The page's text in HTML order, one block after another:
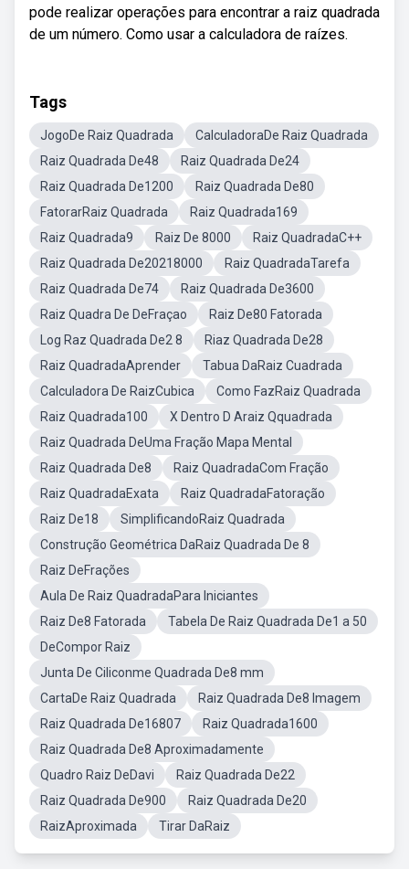
pode realizar operações para encontrar a raiz quadrada
de um número. Como usar a calculadora de raízes.
Tags
JogoDe Raiz Quadrada
CalculadoraDe Raiz Quadrada
Raiz Quadrada De48
Raiz Quadrada De24
Raiz Quadrada De1200
Raiz Quadrada De80
FatorarRaiz Quadrada
Raiz Quadrada169
Raiz Quadrada9
Raiz De 8000
Raiz QuadradaC++
Raiz Quadrada De20218000
Raiz QuadradaTarefa
Raiz Quadrada De74
Raiz Quadrada De3600
Raiz Quadra De DeFraçao
Raiz De80 Fatorada
Log Raz Quadrada De2 8
Riaz Quadrada De28
Raiz QuadradaAprender
Tabua DaRaiz Cuadrada
Calculadora De RaizCubica
Como FazRaiz Quadrada
Raiz Quadrada100
X Dentro D Araiz Qquadrada
Raiz Quadrada DeUma Fração Mapa Mental
Raiz Quadrada De8
Raiz QuadradaCom Fração
Raiz QuadradaExata
Raiz QuadradaFatoração
Raiz De18
SimplificandoRaiz Quadrada
Construção Geométrica DaRaiz Quadrada De 8
Raiz DeFrações
Aula De Raiz QuadradaPara Iniciantes
Raiz De8 Fatorada
Tabela De Raiz Quadrada De1 a 50
DeCompor Raiz
Junta De Ciliconme Quadrada De8 mm
CartaDe Raiz Quadrada
Raiz Quadrada De8 Imagem
Raiz Quadrada De16807
Raiz Quadrada1600
Raiz Quadrada De8 Aproximadamente
Quadro Raiz DeDavi
Raiz Quadrada De22
Raiz Quadrada De900
Raiz Quadrada De20
RaizAproximada
Tirar DaRaiz